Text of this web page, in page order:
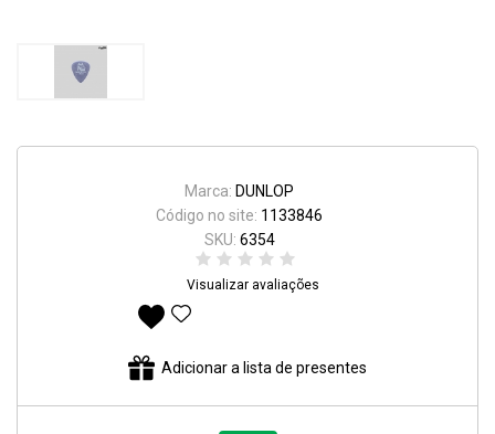
Marca: DUNLOP
Código no site: 1133846
SKU: 6354
Visualizar avaliações
Adicionar a lista de presentes